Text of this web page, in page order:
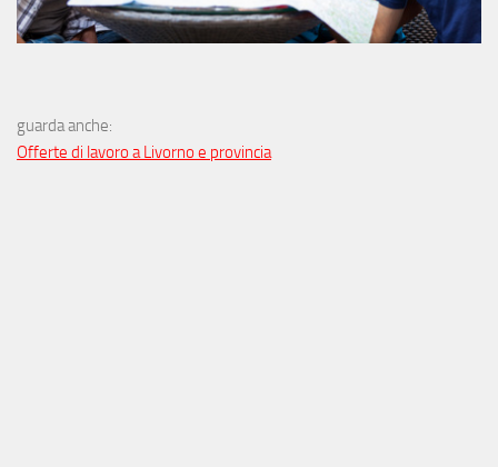
guarda anche:
Offerte di lavoro a Livorno e provincia